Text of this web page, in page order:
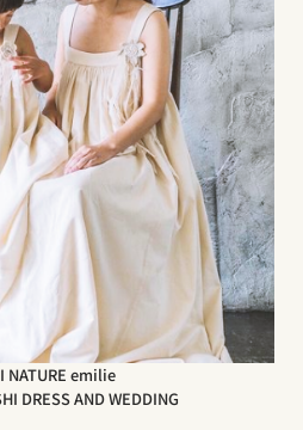
NATURE emilie
DRESS AND WEDDING